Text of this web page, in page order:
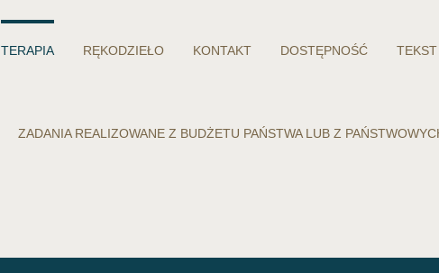
TERAPIA RĘKODZIEŁO KONTAKT DOSTĘPNOŚĆ
ZADANIA REALIZOWANE Z BUDŻETU PAŃSTWA LUB Z